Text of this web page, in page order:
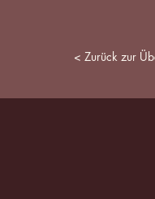
< Zurück zur